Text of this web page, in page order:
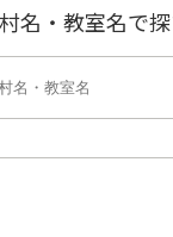
名・教室名で